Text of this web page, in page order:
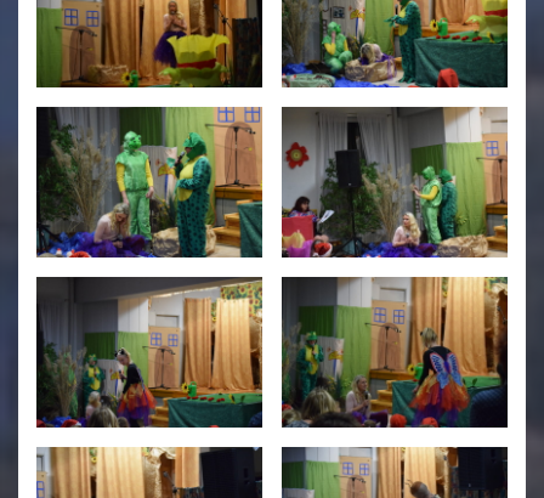
Rada sołecka
Świetlica